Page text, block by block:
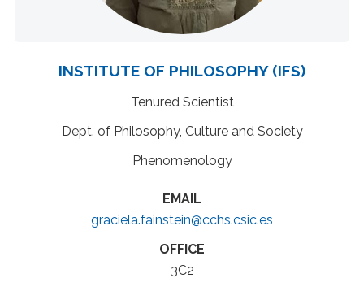
INSTITUTE OF PHILOSOPHY (IFS)
Tenured Scientist
Dept. of Philosophy, Culture and Society
Phenomenology
EMAIL
graciela.fainstein@cchs.csic.es
OFFICE
3C2